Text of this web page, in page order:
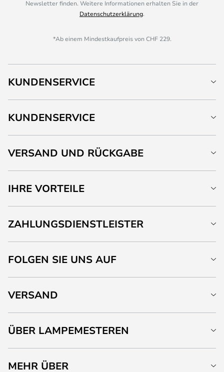
Newsletter finden. Weitere Informationen erhalten Sie in der
Datenschutzerklärung.
*Ab einem Mindestkaufpreis von CHF 229.
KUNDENSERVICE
KUNDENSERVICE
VERSAND UND RÜCKGABE
IHRE VORTEILE
ZAHLUNGSDIENSTLEISTER
FOLGEN SIE UNS AUF
VERSAND
ÜBER LAMPEMESTEREN
MEHR ÜBER